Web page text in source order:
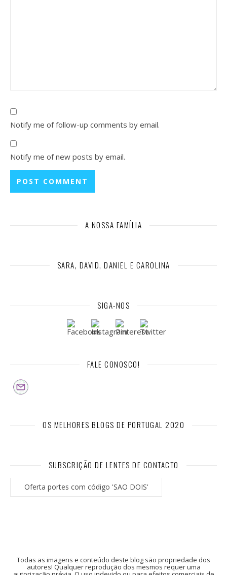
Notify me of follow-up comments by email.
Notify me of new posts by email.
A NOSSA FAMÍLIA
SARA, DAVID, DANIEL E CAROLINA
SIGA-NOS
FALE CONOSCO!
OS MELHORES BLOGS DE PORTUGAL 2020
SUBSCRIÇÃO DE LENTES DE CONTACTO
Oferta portes com código 'SAO DOIS'
Todas as imagens e conteúdo deste blog são propriedade dos
autores! Qualquer reprodução dos mesmos requer uma